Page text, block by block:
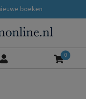
boeken
0